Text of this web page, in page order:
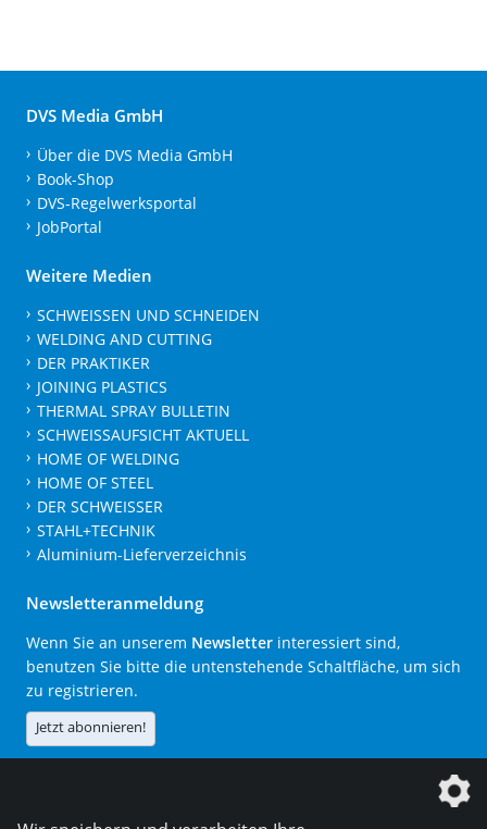
DVS Media GmbH
Über die DVS Media GmbH
Book-Shop
DVS-Regelwerksportal
JobPortal
Weitere Medien
SCHWEISSEN UND SCHNEIDEN
WELDING AND CUTTING
DER PRAKTIKER
JOINING PLASTICS
THERMAL SPRAY BULLETIN
SCHWEISSAUFSICHT AKTUELL
HOME OF WELDING
HOME OF STEEL
DER SCHWEISSER
STAHL+TECHNIK
Aluminium-Lieferverzeichnis
Newsletteranmeldung
Wenn Sie an unserem Newsletter interessiert sind,
benutzen Sie bitte die untenstehende Schaltfläche, um sich
zu registrieren.
Jetzt abonnieren!
Die DVS Media GmbH ist ein Unternehmen der